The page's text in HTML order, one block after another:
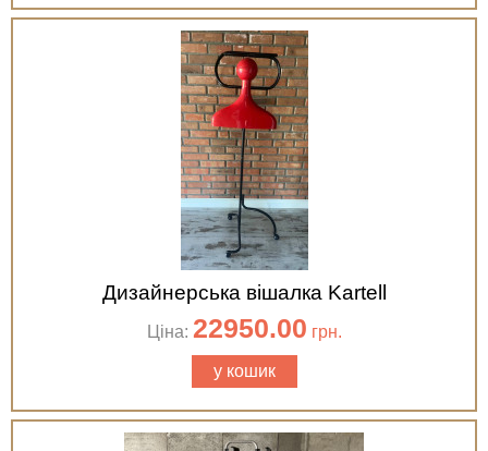
Дизайнерська вішалка Kartell
Ціна: 22950.00 грн.
у кошик